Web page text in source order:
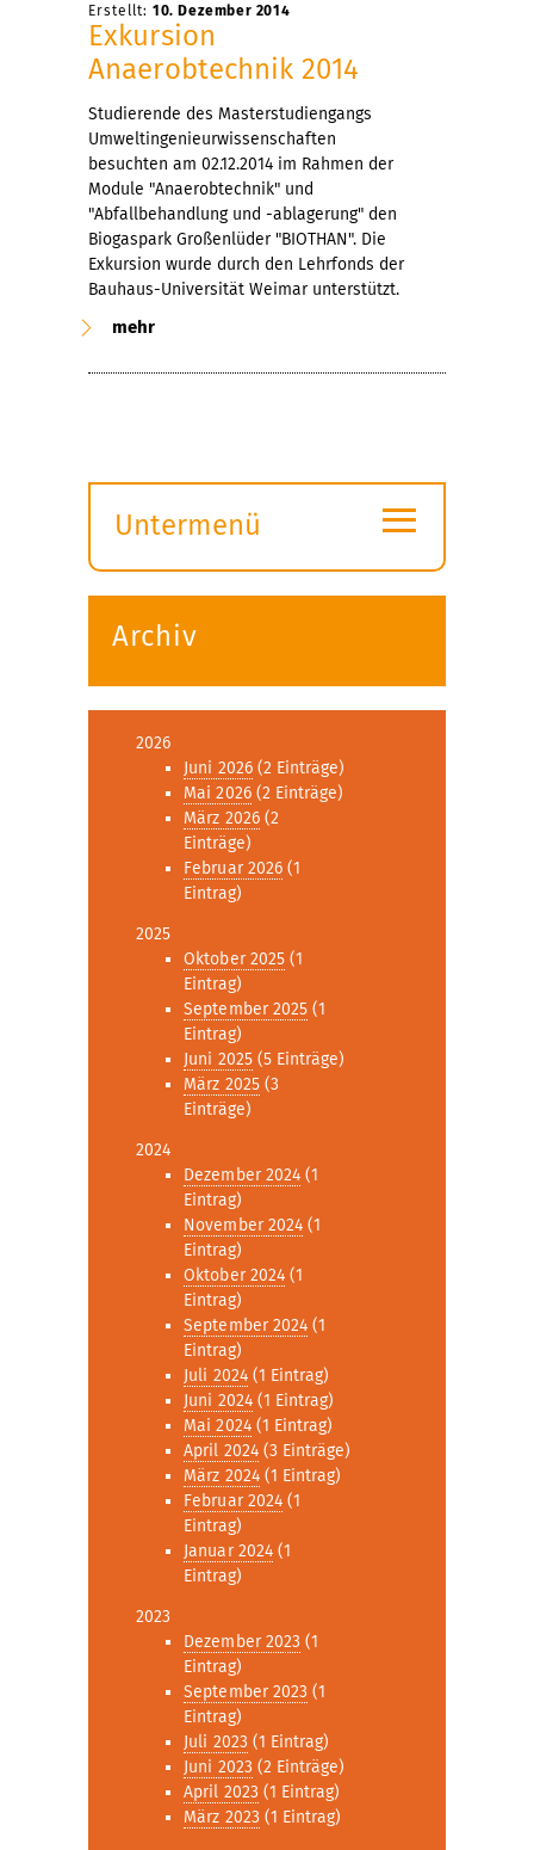
Erstellt: 10. Dezember 2014
Exkursion
Anaerobtechnik 2014
Studierende des Masterstudiengangs
Umweltingenieurwissenschaften
besuchten am 02.12.2014 im Rahmen der
Module "Anaerobtechnik" und
"Abfallbehandlung und -ablagerung" den
Biogaspark Großenlüder "BIOTHAN". Die
Exkursion wurde durch den Lehrfonds der
Bauhaus-Universität Weimar unterstützt.
mehr
Untermenü
öffnen
≡
Archiv
2026
Juni 2026(2 Einträge)
Mai 2026(2 Einträge)
März 2026(2
Einträge)
Februar 2026 (1
Eintrag)
2025
Oktober 2025 (1
Eintrag)
September 2025 (1
Eintrag)
Juni 2025(5 Einträge)
März 2025(3
Einträge)
2024
Dezember 2024 (1
Eintrag)
November 2024 (1
Eintrag)
Oktober 2024 (1
Eintrag)
September 2024 (1
Eintrag)
Juli 2024(1 Eintrag)
Juni 2024(1 Eintrag)
Mai 2024(1 Eintrag)
April 2024 (3 Einträge)
März 2024(1 Eintrag)
Februar 2024 (1
Eintrag)
Januar 2024 (1
Eintrag)
2023
Dezember 2023 (1
Eintrag)
September 2023 (1
Eintrag)
Juli 2023 (1 Eintrag)
Juni 2023 (2 Einträge)
April 2023 (1 Eintrag)
März 2023 (1 Eintrag)